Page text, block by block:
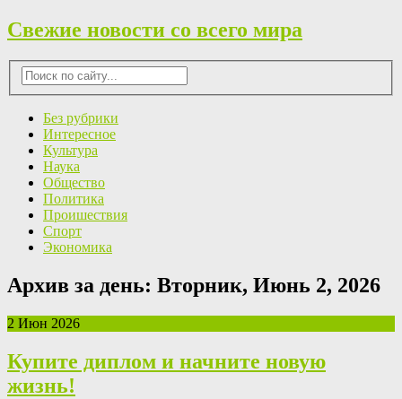
Свежие новости со всего мира
Без рубрики
Интересное
Культура
Наука
Общество
Политика
Проишествия
Спорт
Экономика
Архив за день: Вторник, Июнь 2, 2026
2 Июн 2026
Купите диплом и начните новую
жизнь!